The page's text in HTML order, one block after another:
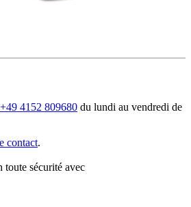
+49 4152 809680 du lundi au vendredi de
contact.
toute sécurité avec